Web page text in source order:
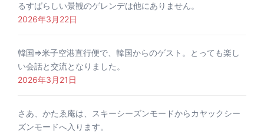
るすばらしい景観のゲレンデは他にありません。
2026年3月22日
韓国⇒米子空港直行便で、韓国からのゲスト。とっても楽し
い会話と交流となりました。
2026年3月21日
さあ、かたゑ庵は、スキーシーズンモードからカヤックシー
ズンモードへ入ります。